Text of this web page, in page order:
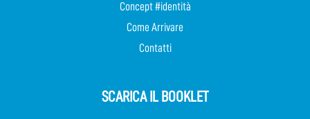
Concept #identità
Come Arrivare
Contatti
SCARICA IL BOOKLET